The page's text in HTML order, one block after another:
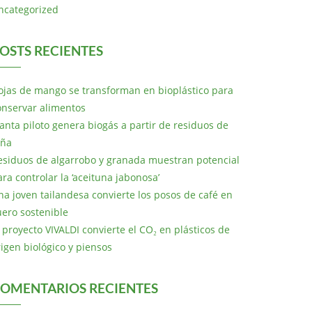
RECIENTES
de mango se transforman en bioplástico para
alimentos
piloto genera biogás a partir de residuos de
de algarrobo y granada muestran potencial
controlar la ‘aceituna jabonosa’
joven tailandesa convierte los posos de café en
sostenible
proyecto VIVALDI convierte el CO₂ en plásticos de
biológico y piensos
RECIENTES